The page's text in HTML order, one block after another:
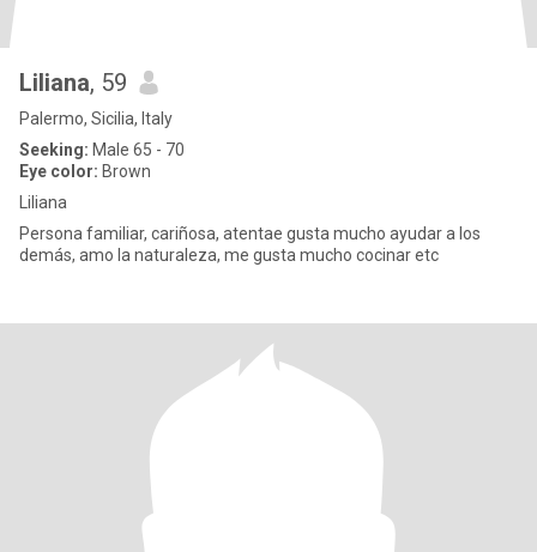
Liliana, 59
Palermo, Sicilia, Italy
Seeking: Male 65 - 70
Eye color: Brown
Liliana
Persona familiar, cariñosa, atentae gusta mucho ayudar a los
demás, amo la naturaleza, me gusta mucho cocinar etc